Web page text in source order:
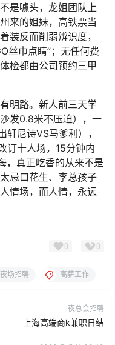
是噱头，龙姐团队上
来的姐妹，高铁票当
装反而削弱辨识度，
丝巾点睛”；无任何费
检都由公司预约三甲
明路。新人前三天学
发0.8米不压迫），一
轩尼诗VS马爹利），
订十人场，15分钟内
，真正吃香的从来不是
忌口花生、李总孩子
情场，而人情，永远
0 0
夜场招聘 高薪工作
夜总会招聘
上海高端商k兼职日结